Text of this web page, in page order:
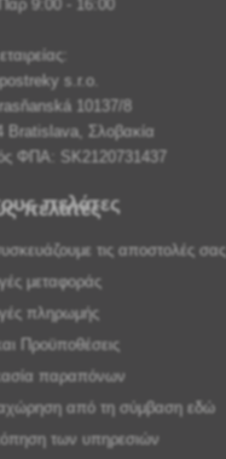
9:00 - 16:00
s.r.o.
10137/8
Bratislava, Σλοβακία
ΦΠΑ: SK2120731437
πελάτες
τις αποστολές σας
μεταφοράς
πληρωμής
Προϋποθέσεις
παραπόνων
από τη σύμβαση εδώ
των υπηρεσιών